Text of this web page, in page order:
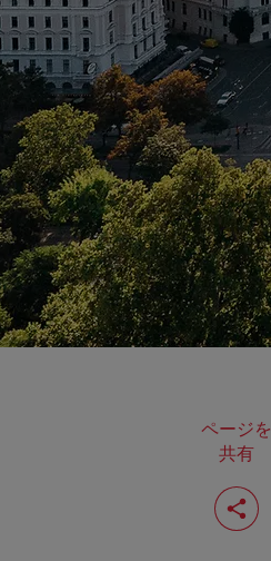
ページを
共有
ペ
ー
ジ